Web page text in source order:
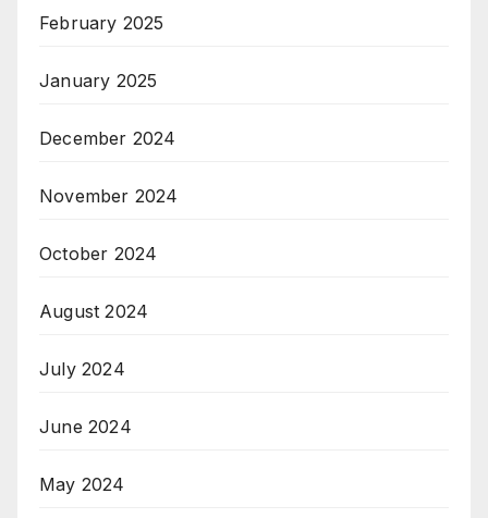
February 2025
January 2025
December 2024
November 2024
October 2024
August 2024
July 2024
June 2024
May 2024